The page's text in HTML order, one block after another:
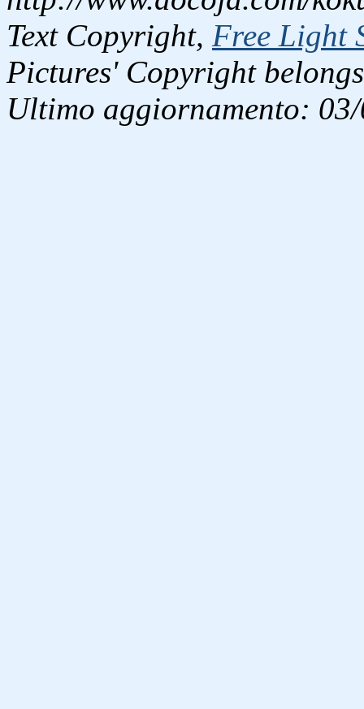
Text Copyright, Free Light
Pictures' Copyright
Ultimo aggiornamento: